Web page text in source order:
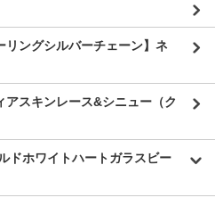
ングシルバーチェーン】ネ
スキンレース&シニュー（ク
ドホワイトハートガラスビー